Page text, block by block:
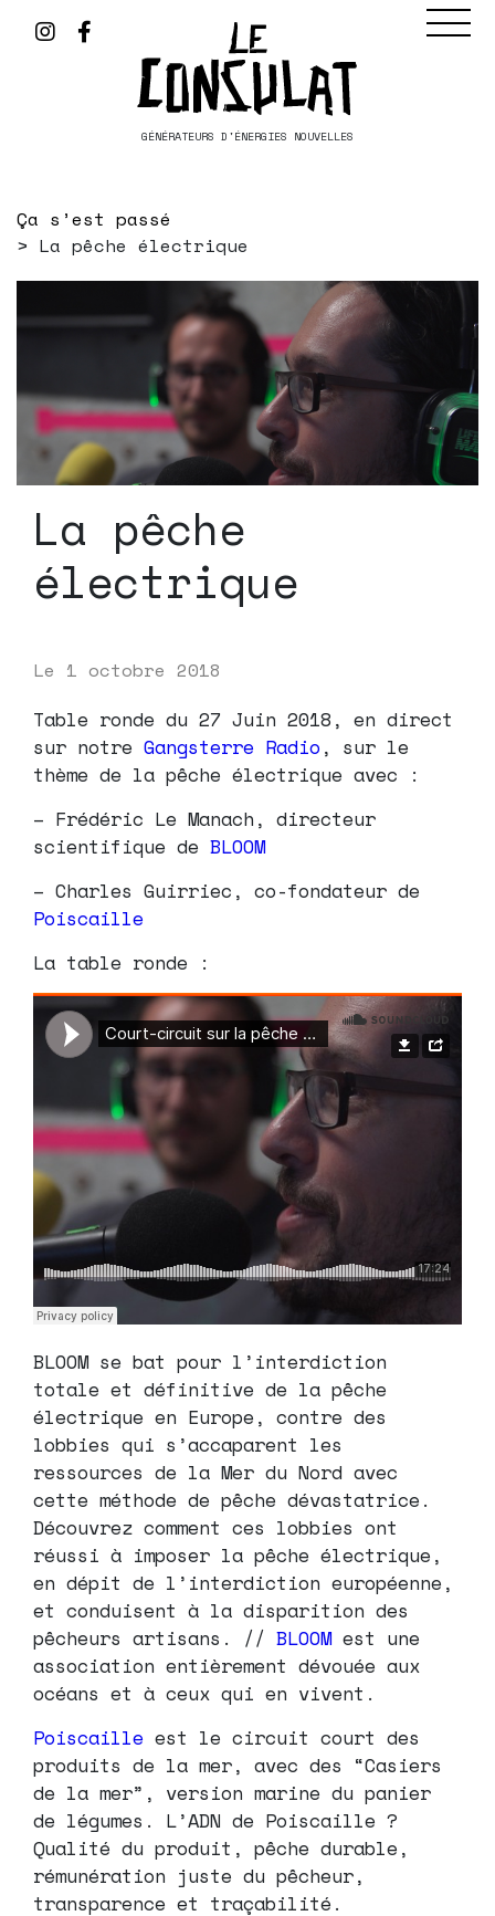
GÉNÉRATEURS D'ÉNERGIES NOUVELLES
Ça s’est passé
La pêche électrique
La pêche
électrique
Le 1 octobre 2018
Table ronde du 27 Juin 2018, en direct
sur notre Gangsterre Radio , sur le
thème de la pêche électrique avec :
– Frédéric Le Manach, directeur
scientifique de BLOOM
– Charles Guirriec, co-fondateur de
Poiscaille
La table ronde :
BLOOM se bat pour l’interdiction
totale et définitive de la pêche
électrique en Europe, contre des
lobbies qui s’accaparent les
ressources de la Mer du Nord avec
cette méthode de pêche dévastatrice.
Découvrez comment ces lobbies ont
réussi à imposer la pêche électrique,
en dépit de l’interdiction européenne,
et conduisent à la disparition des
pêcheurs artisans. // BLOOM est une
association entièrement dévouée aux
océans et à ceux qui en vivent.
Poiscaille est le circuit court des
produits de la mer, avec des “Casiers
de la mer”, version marine du panier
de légumes. L’ADN de Poiscaille ?
Qualité du produit, pêche durable,
rémunération juste du pêcheur,
transparence et traçabilité.